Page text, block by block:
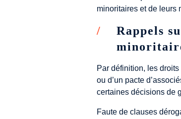
minoritaires et de leurs
Rappels
Par définition, les
ou d’un pacte
certaines décisions de
Faute de clauses